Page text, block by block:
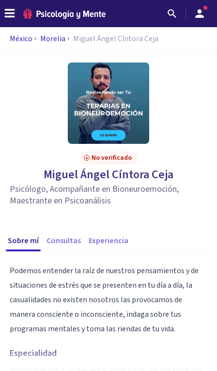
México Morelia Miguel Ángel Cíntora Ceja
No verificado
Miguel Ángel Cíntora Ceja
Psicólogo, Acompañante en Bioneuroemoción,
Maestrante en Psicoanálisis
Sobre mí Consultas Experiencia
Podemos entender la raíz de nuestros pensamientos y de
situaciones de estrés que se presenten en tu día a día, la
casualidades no existen nosotros las provocamos de
manera consciente o inconsciente, indaga sobre tus
programas mentales y toma las riendas de tu vida.
Especialidad